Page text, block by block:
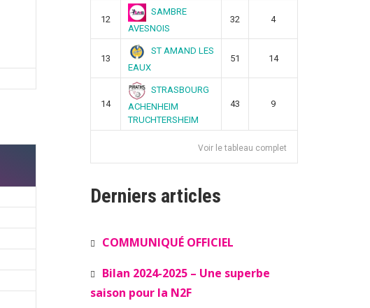
12
SAMBRE
AVESNOIS
32 4
13
ST AMAND LES
EAUX
51 14
14
STRASBOURG
ACHENHEIM
TRUCHTERSHEIM
43 9
Voir le tableau complet
Derniers articles
COMMUNIQUÉ OFFICIEL
Bilan 2024-2025 – Une superbe
saison pour la N2F